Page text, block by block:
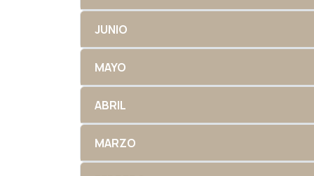
JUNIO
MAYO
ABRIL
MARZO